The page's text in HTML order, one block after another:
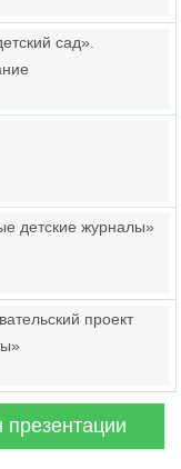
сад».
детские журналы»
проект